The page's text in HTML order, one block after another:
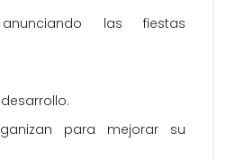
las fiestas
para mejorar su